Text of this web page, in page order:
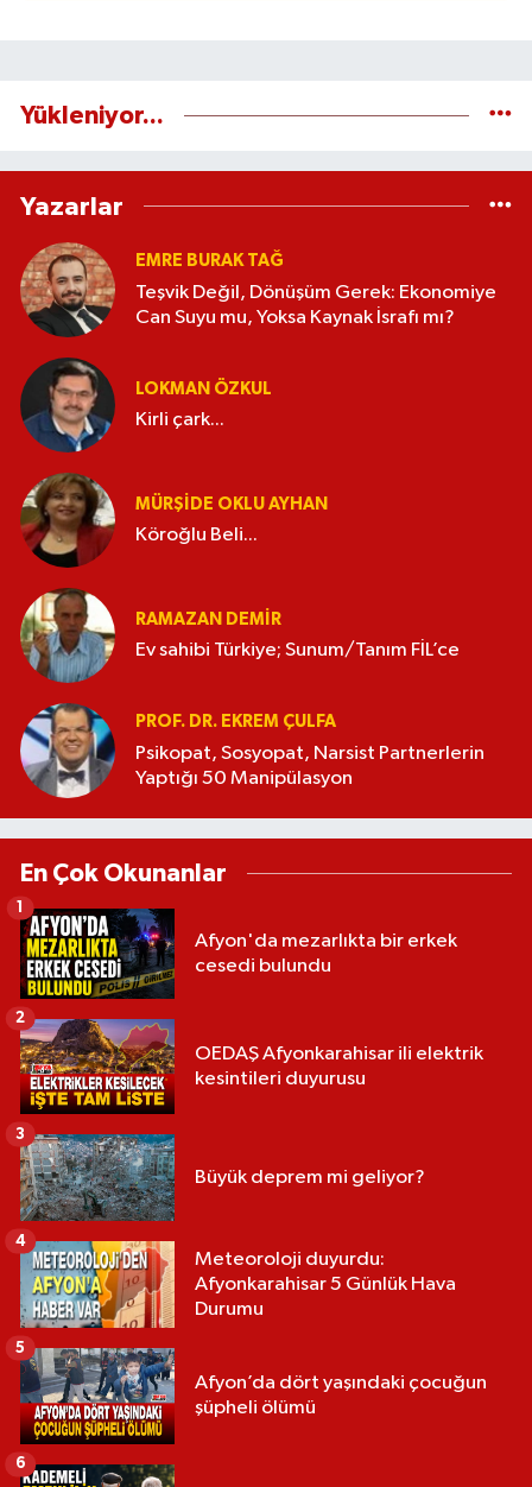
Yükleniyor...
Yazarlar
EMRE BURAK TAĞ
Teşvik Değil, Dönüşüm Gerek: Ekonomiye
Can Suyu mu, Yoksa Kaynak İsrafı mı?
LOKMAN ÖZKUL
Kirli çark...
MÜRŞIDE OKLU AYHAN
Köroğlu Beli...
RAMAZAN DEMİR
Ev sahibi Türkiye; Sunum/Tanım FİL’ce
PROF. DR. EKREM ÇULFA
Psikopat, Sosyopat, Narsist Partnerlerin
Yaptığı 50 Manipülasyon
En Çok Okunanlar
Afyon'da mezarlıkta bir erkek
cesedi bulundu
1
OEDAŞ Afyonkarahisar ili elektrik
kesintileri duyurusu
2
Büyük deprem mi geliyor?
3
Meteoroloji duyurdu:
Afyonkarahisar 5 Günlük Hava
Durumu
4
Afyon’da dört yaşındaki çocuğun
şüpheli ölümü
5
6